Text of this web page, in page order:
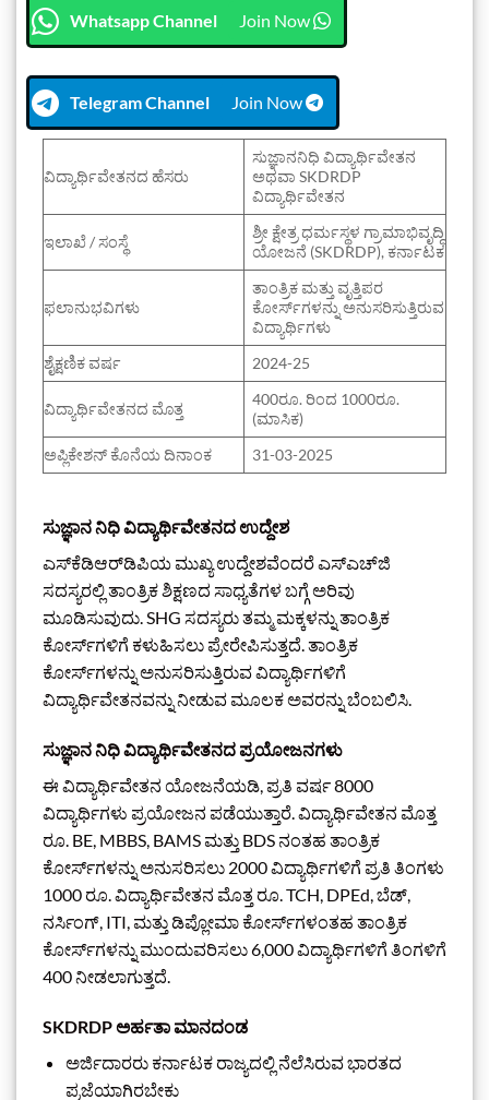
Whatsapp Channel Join Now
Telegram Channel Join Now
ವಿದ್ಯಾರ್ಥಿವೇತನದ ಹೆಸರು
ಸುಜ್ಞಾನನಿಧಿ ವಿದ್ಯಾರ್ಥಿವೇತನ
ಅಥವಾ SKDRDP
ವಿದ್ಯಾರ್ಥಿವೇತನ
ಇಲಾಖೆ / ಸಂಸ್ಥೆ
ಶ್ರೀ ಕ್ಷೇತ್ರ ಧರ್ಮಸ್ಥಳ ಗ್ರಾಮಾಭಿವೃದ್ಧಿ
ಯೋಜನೆ (SKDRDP), ಕರ್ನಾಟಕ
ಫಲಾನುಭವಿಗಳು
ತಾಂತ್ರಿಕ ಮತ್ತು ವೃತ್ತಿಪರ
ಕೋರ್ಸ್‌ಗಳನ್ನು ಅನುಸರಿಸುತ್ತಿರುವ
ವಿದ್ಯಾರ್ಥಿಗಳು
ಶೈಕ್ಷಣಿಕ ವರ್ಷ
2024-25
ವಿದ್ಯಾರ್ಥಿವೇತನದ ಮೊತ್ತ
400ರೂ. ರಿಂದ 1000ರೂ.
(ಮಾಸಿಕ)
ಅಪ್ಲಿಕೇಶನ್ ಕೊನೆಯ ದಿನಾಂಕ
31-03-2025
ಸುಜ್ಞಾನ ನಿಧಿ ವಿದ್ಯಾರ್ಥಿವೇತನದ ಉದ್ದೇಶ
ಎಸ್‌ಕೆಡಿಆರ್‌ಡಿಪಿಯ ಮುಖ್ಯ ಉದ್ದೇಶವೆಂದರೆ ಎಸ್‌ಎಚ್‌ಜಿ
ಸದಸ್ಯರಲ್ಲಿ ತಾಂತ್ರಿಕ ಶಿಕ್ಷಣದ ಸಾಧ್ಯತೆಗಳ ಬಗ್ಗೆ ಅರಿವು
ಮೂಡಿಸುವುದು. SHG ಸದಸ್ಯರು ತಮ್ಮ ಮಕ್ಕಳನ್ನು ತಾಂತ್ರಿಕ
ಕೋರ್ಸ್‌ಗಳಿಗೆ ಕಳುಹಿಸಲು ಪ್ರೇರೇಪಿಸುತ್ತದೆ. ತಾಂತ್ರಿಕ
ಕೋರ್ಸ್‌ಗಳನ್ನು ಅನುಸರಿಸುತ್ತಿರುವ ವಿದ್ಯಾರ್ಥಿಗಳಿಗೆ
ವಿದ್ಯಾರ್ಥಿವೇತನವನ್ನು ನೀಡುವ ಮೂಲಕ ಅವರನ್ನು ಬೆಂಬಲಿಸಿ.
ಸುಜ್ಞಾನ ನಿಧಿ ವಿದ್ಯಾರ್ಥಿವೇತನದ ಪ್ರಯೋಜನಗಳು
ಈ ವಿದ್ಯಾರ್ಥಿವೇತನ ಯೋಜನೆಯಡಿ, ಪ್ರತಿ ವರ್ಷ 8000
ವಿದ್ಯಾರ್ಥಿಗಳು ಪ್ರಯೋಜನ ಪಡೆಯುತ್ತಾರೆ. ವಿದ್ಯಾರ್ಥಿವೇತನ ಮೊತ್ತ
ರೂ. BE, MBBS, BAMS ಮತ್ತು BDS ನಂತಹ ತಾಂತ್ರಿಕ
ಕೋರ್ಸ್‌ಗಳನ್ನು ಅನುಸರಿಸಲು 2000 ವಿದ್ಯಾರ್ಥಿಗಳಿಗೆ ಪ್ರತಿ ತಿಂಗಳು
1000 ರೂ. ವಿದ್ಯಾರ್ಥಿವೇತನ ಮೊತ್ತ ರೂ. TCH, DPEd, ಬೆಡ್,
ನರ್ಸಿಂಗ್, ITI, ಮತ್ತು ಡಿಪ್ಲೋಮಾ ಕೋರ್ಸ್‌ಗಳಂತಹ ತಾಂತ್ರಿಕ
ಕೋರ್ಸ್‌ಗಳನ್ನು ಮುಂದುವರಿಸಲು 6,000 ವಿದ್ಯಾರ್ಥಿಗಳಿಗೆ ತಿಂಗಳಿಗೆ
400 ನೀಡಲಾಗುತ್ತದೆ.
SKDRDPಅರ್ಹತಾ ಮಾನದಂಡ
ಅರ್ಜಿದಾರರು ಕರ್ನಾಟಕ ರಾಜ್ಯದಲ್ಲಿ ನೆಲೆಸಿರುವ ಭಾರತದ
ಪ್ರಜೆಯಾಗಿರಬೇಕು